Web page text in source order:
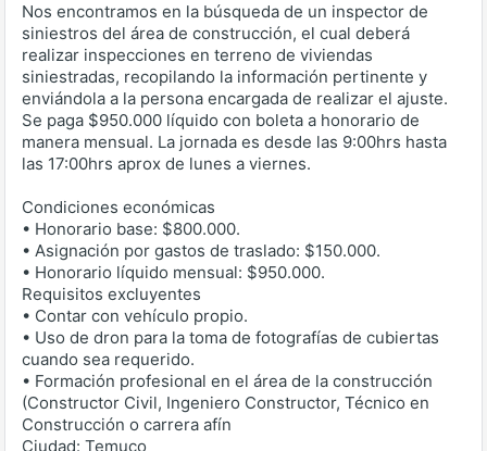
Nos encontramos en la búsqueda de un inspector de
siniestros del área de construcción, el cual deberá
realizar inspecciones en terreno de viviendas
siniestradas, recopilando la información pertinente y
enviándola a la persona encargada de realizar el ajuste.
Se paga $950.000 líquido con boleta a honorario de
manera mensual. La jornada es desde las 9:00hrs hasta
las 17:00hrs aprox de lunes a viernes.
Condiciones económicas
• Honorario base: $800.000.
• Asignación por gastos de traslado: $150.000.
• Honorario líquido mensual: $950.000.
Requisitos excluyentes
• Contar con vehículo propio.
• Uso de dron para la toma de fotografías de cubiertas
cuando sea requerido.
• Formación profesional en el área de la construcción
(Constructor Civil, Ingeniero Constructor, Técnico en
Construcción o carrera afín
Ciudad: Temuco